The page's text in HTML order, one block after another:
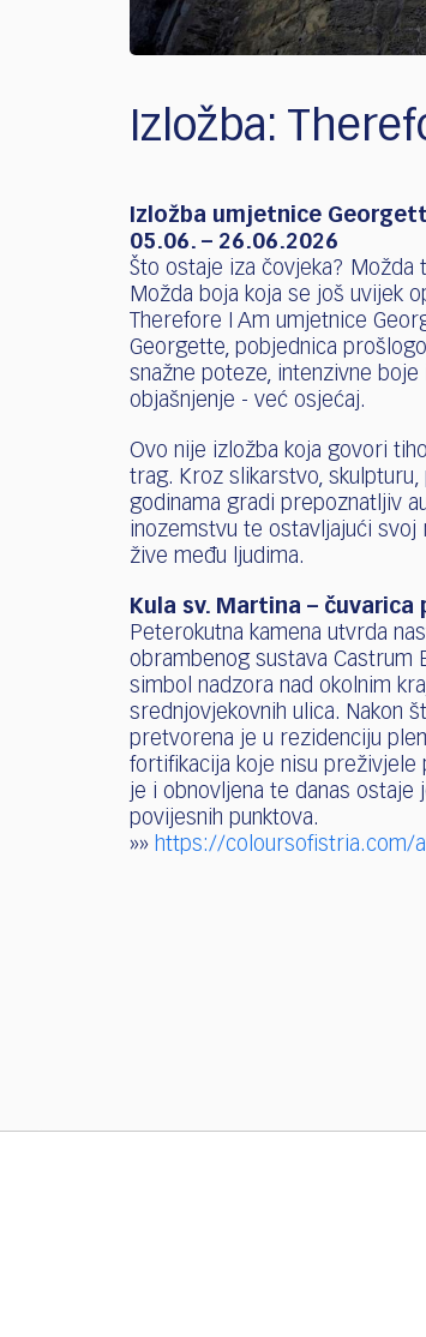
Izložba:
Izložba umjetnice
05.06. – 26.06.2026
Što ostaje iza čovjeka?
Možda boja koja se još uvijek
Therefore I Am umjetnice
Georgette, pobjednica
snažne poteze, intenzivne
objašnjenje - već osjećaj.
Ovo nije izložba koja govori
trag. Kroz slikarstvo,
godinama gradi prepoznatljiv
inozemstvu te ostavljajući
žive među ljudima.
Kula sv. Martina –
Peterokutna kamena utvrda
obrambenog sustava Castrum
simbol nadzora nad okolnim
srednjovjekovnih ulica. Nakon
pretvorena je u rezidenciju
fortifikacija koje nisu preživjele
je i obnovljena te danas ostaje
povijesnih punktova.
»» https://coloursofistria.com/